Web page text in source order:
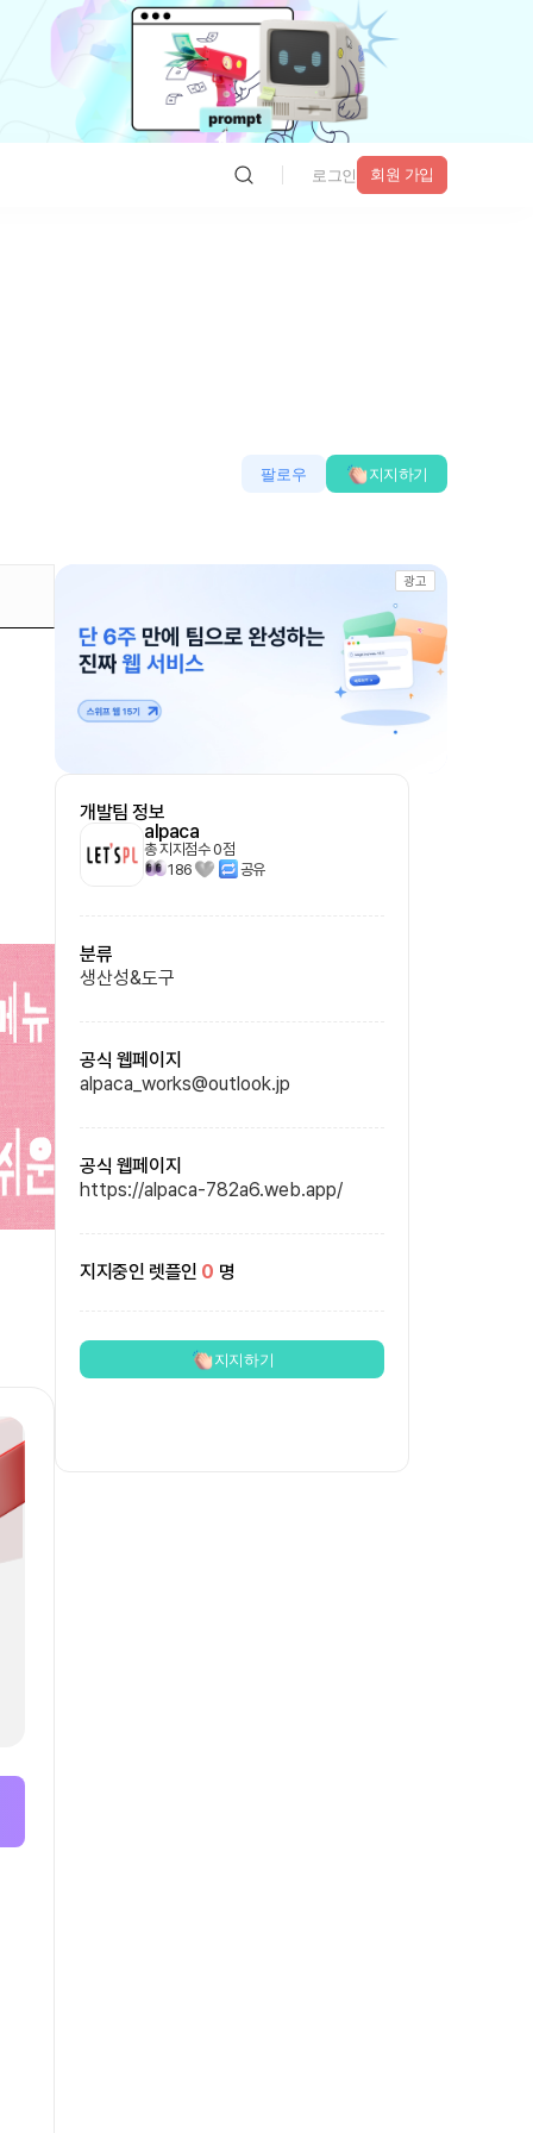
로그인 회원 가입
팔로우 지지하기
광고
개발팀 정보
alpaca
총 지지점수0점
186
공유
분류
생산성&도구
공식 웹페이지
alpaca_works@outlook.jp
공식 웹페이지
https://alpaca-782a6.web.app/
지지중인 렛플인 0 명
지지하기